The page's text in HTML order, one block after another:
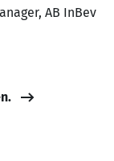
AB InBev